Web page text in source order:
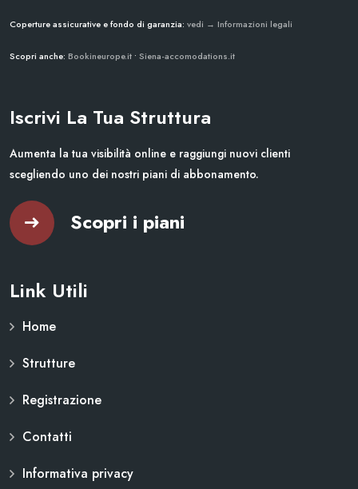
Coperture assicurative e fondo di garanzia: vedi → Informazioni legali
Scopri anche: Bookineurope.it • Siena-accomodations.it
Iscrivi La Tua Struttura
Aumenta la tua visibilità online e raggiungi nuovi clienti
scegliendo uno dei nostri piani di abbonamento.
Scopri i piani
Link Utili
Home
Strutture
Registrazione
Contatti
Informativa privacy